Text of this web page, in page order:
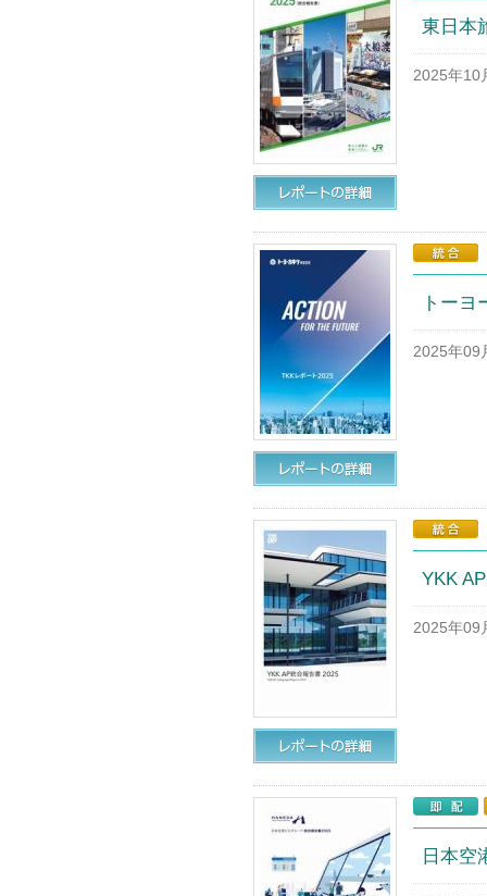
東日本
2025年10
トー
2025年09
YKK
2025年09
日本